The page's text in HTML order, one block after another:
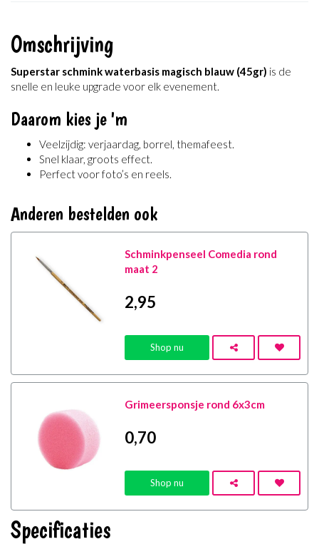
Omschrijving
Superstar schmink waterbasis magisch blauw (45gr) is de
snelle en leuke upgrade voor elk evenement.
Daarom kies je 'm
Veelzijdig: verjaardag, borrel, themafeest.
Snel klaar, groots effect.
Perfect voor foto’s en reels.
Anderen bestelden ook
Schminkpenseel Comedia rond
maat 2
2,95
Shop nu
Grimeersponsje rond 6x3cm
0,70
Shop nu
Specificaties